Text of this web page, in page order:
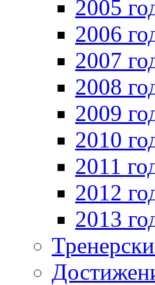
2005
2006
2007
2008
2009
2010
2011
2012
2013